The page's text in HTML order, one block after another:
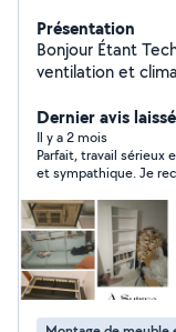
Présentation
Bonjour Étant Technicien supérieur en Chauffage
ventilation et
résoudre tout
Dernier avis
Il y a 2 mois
Parfait, travail
et sympathique. Je